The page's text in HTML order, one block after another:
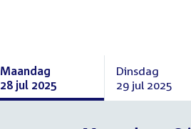
Maandag
28 jul 2025
Maandag
Dinsdag
29 jul 2025
Dinsdag